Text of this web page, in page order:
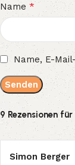
9 Rezensionen für
Simon Berger
Name *
Name, E-